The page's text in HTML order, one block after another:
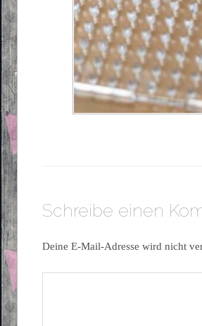
Schreibe einen
Deine E-Mail-Adresse wird nicht